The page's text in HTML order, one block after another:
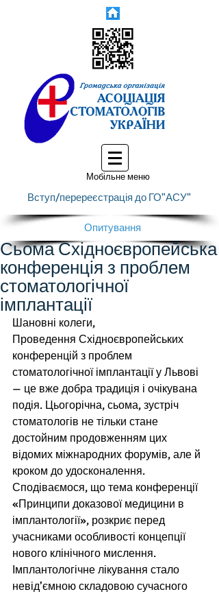
Мобільне меню
Вступ/перереєстрація до ГО"АСУ"
Опитування
Сьома Східноєвропейська
конференція з проблем
стоматологічної
імплантації
Шановні колеги,
Проведення Східноєвропейських
конференцій з проблем
стоматологічної імплантації у Львові
— це вже добра традиція і очікувана
подія. Цьогорічна, сьома, зустріч
стоматологів не тільки стане
достойним продовженням цих
відомих міжнародних форумів, але й
кроком до удосконалення.
Сподіваємося, що тема конференції
«Принципи доказової медицини в
імплантології», розкриє перед
учасниками особливості концепції
нового клінічного мислення.
Імплантологічне лікування стало
невід’ємною складовою сучасного